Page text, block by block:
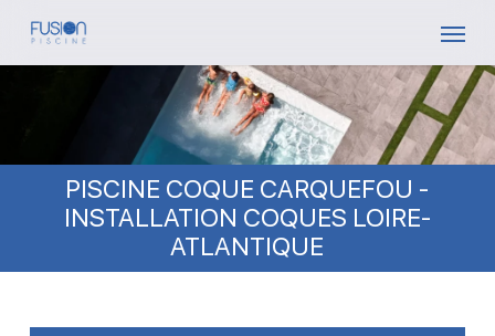
Skip
PISCINE COQUE CARQUEFOU -
INSTALLATION COQUES LOIRE-
ATLANTIQUE